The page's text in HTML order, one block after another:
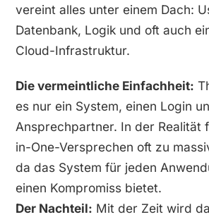
vereint alles unter einem Dach:
Datenbank, Logik und oft auch
Cloud-Infrastruktur.
Die vermeintliche Einfachheit:
es nur ein System, einen Login
Ansprechpartner. In der Realität
in-One-Versprechen oft zu
da das System für jeden
einen Kompromiss bietet.
Der Nachteil: Mit der Zeit wird